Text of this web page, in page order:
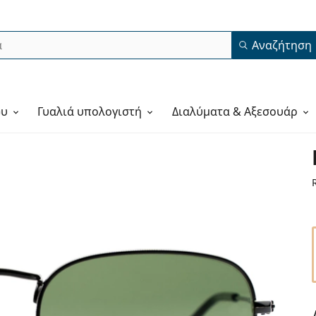
Αναζήτηση
Γυαλιά υπολογιστή Διαλύματα & Αξεσουάρ